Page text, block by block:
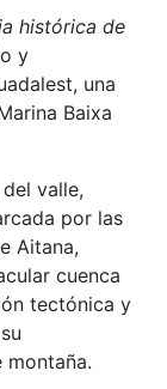
histórica de
y
una
Baixa
valle,
por las
Aitana,
cuenca
tectónica y
montaña.